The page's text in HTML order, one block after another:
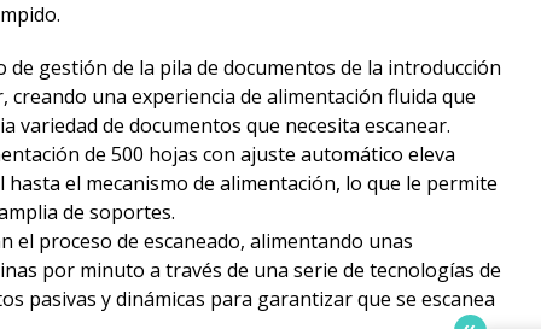
de gestión de la pila de documentos de la introducción
creando una experiencia de alimentación fluida que
variedad de documentos que necesita escanear.​​
de 500 hojas con ajuste automático eleva
el mecanismo de alimentación, lo que le permite
de soportes.
el proceso de escaneado, alimentando unas
por minuto a través de una serie de tecnologías de
pasivas y dinámicas para garantizar que se escanea